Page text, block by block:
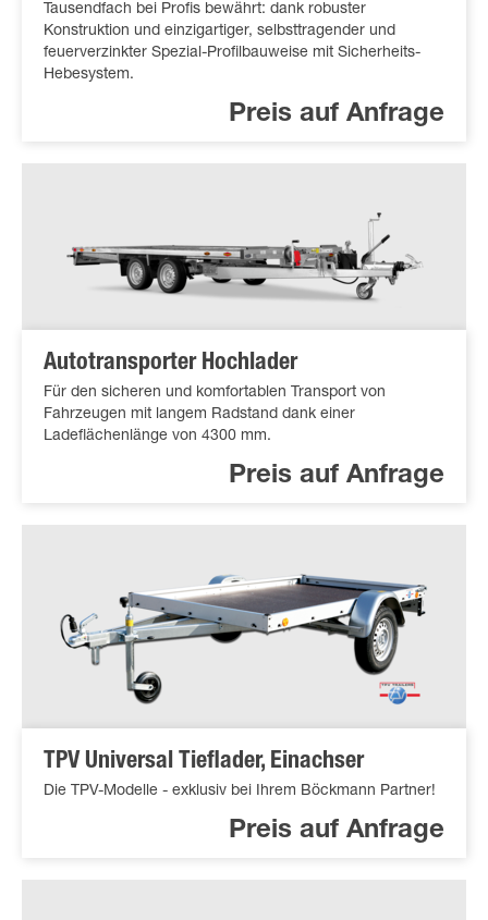
Tausendfach bei Profis bewährt: dank robuster
Konstruktion und einzigartiger, selbsttragender und
feuerverzinkter Spezial-Profilbauweise mit Sicherheits-
Hebesystem.
Preis auf Anfrage
Autotransporter Hochlader
Für den sicheren und komfortablen Transport von
Fahrzeugen mit langem Radstand dank einer
Ladeflächenlänge von 4300 mm.
Preis auf Anfrage
TPV Universal Tieflader, Einachser
Die TPV-Modelle - exklusiv bei Ihrem Böckmann Partner!
Preis auf Anfrage